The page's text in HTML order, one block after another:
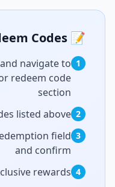
Brainrot and navigate
settings or redeem
active codes listed
into the redemption
and
your exclusive rewards!